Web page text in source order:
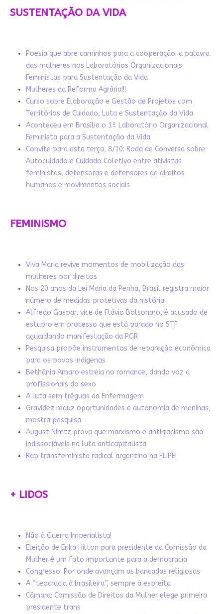
SUSTENTAÇÃO DA VIDA
Poesia que abre caminhos para a cooperação: a palavra
das mulheres nos Laboratórios Organizacionais
Feministas para Sustentação da Vida
Mulheres da Reforma Agrária!!!
Curso sobre Elaboração e Gestão de Projetos com
Territórios de Cuidado, Luta e Sustentação da Vida
Aconteceu em Brasília o 1º Laboratório Organizacional
Feminista para a Sustentação da Vida
Convite para esta terça, 8/10: Roda de Conversa sobre
Autocuidado e Cuidado Coletivo entre ativistas
feministas, defensoras e defensores de direitos
humanos e movimentos sociais
FEMINISMO
Viva Maria revive momentos de mobilização das
mulheres por direitos
Nos 20 anos da Lei Maria da Penha, Brasil registra maior
número de medidas protetivas da história
Alfredo Gaspar, vice de Flávio Bolsonaro, é acusado de
estupro em processo que está parado no STF
aguardando manifestação da PGR
Pesquisa propõe instrumentos de reparação econômica
para os povos indígenas
Bethânia Amaro estreia no romance, dando voz a
profissionais do sexo
A luta sem tréguas da Enfermagem
Gravidez reduz oportunidades e autonomia de meninas,
mostra pesquisa
August Nimtz prova que marxismo e antirracismo são
indissociáveis na luta anticapitalista
Rap transfeminista radical argentino na FLIPEI
+ LIDOS
Não à Guerra Imperialista!
Eleição de Erika Hilton para presidente da Comissão da
Mulher é um fato importante para a democracia
Congresso: Por onde avançam as bancadas religiosas
A “teocracia à brasileira”, sempre à espreita
Câmara: Comissão de Direitos da Mulher elege primeira
presidente trans